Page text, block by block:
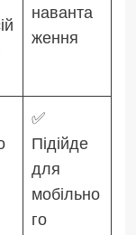
наванта
ження
✅
Підійде
для
мобільно
го